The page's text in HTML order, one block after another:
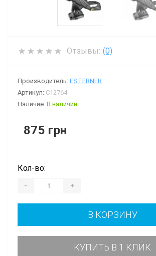
Отзывы: (0)
Производитель: ESTERNER
Артикул: C12764
Наличие: В наличии
875 грн
Кол-во:
- +
В КОРЗИНУ
КУПИТЬ В 1 КЛИК